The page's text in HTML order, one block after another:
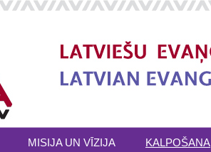
MISIJA UN VĪZIJA KALPOŠANA